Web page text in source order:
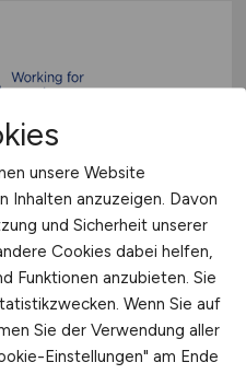
d)
unsere Website
Inhalten anzuzeigen. Davon
und Sicherheit unserer
Cookies dabei helfen,
Funktionen anzubieten. Sie
Wenn Sie auf
Sie der Verwendung aller
Einstellungen" am Ende